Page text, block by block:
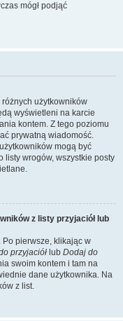
mógł podjąć
użytkowników
wyświetleni na karcie
kontem. Z tego poziomu
prywatną wiadomość.
mogą być
listy wrogów, wszystkie posty
z listy przyjaciół lub
Po pierwsze, klikając w
przyjaciół lub Dodaj do
swoim kontem i tam na
dane użytkownika. Na
z list.